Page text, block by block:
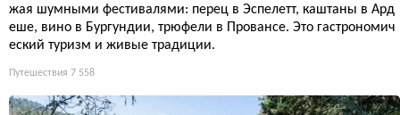
жая шумными фестивалями: перец в Эспелетт, каштаны в Ард
еше, вино в Бургундии, трюфели в Провансе. Это гастрономич
еский туризм и живые традиции.
Путешествия 7 558